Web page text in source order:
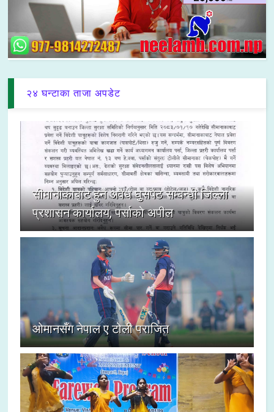
२४ घन्टाका ताजा अपडेट
सीमानाकाबाट हुने अवैध घुसपैठ सम्बन्धी जिल्ला
प्रशासन कार्यालय, पर्साको अपील
ओमानसँग नेपाल ए टोली पराजित